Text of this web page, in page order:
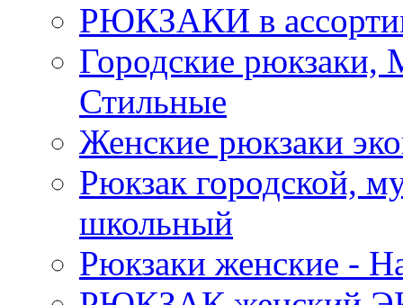
РЮКЗАКИ в
Городские
Стильные
Женские рюкзаки
Рюкзак городской,
школьный
Рюкзаки женские -